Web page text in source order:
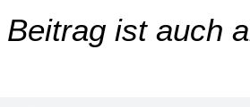
ist auch